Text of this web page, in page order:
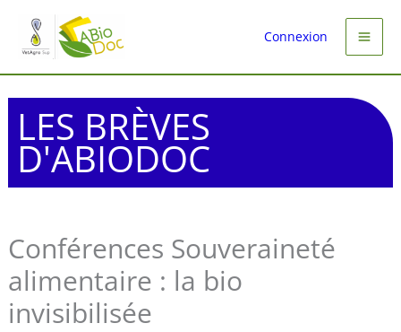
contenu
Connexion
LES BRÈVES
D'ABIODOC
Conférences Souveraineté
alimentaire : la bio
invisibilisée